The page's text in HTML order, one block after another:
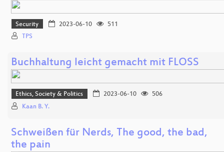
Security 2023-06-10
511
TPS
Buchhaltung leicht gemacht mit FLOSS
Ethics, Society & Politics 2023-06-10
506
Kaan B. Y.
Schweißen für Nerds, The good, the bad,
the pain